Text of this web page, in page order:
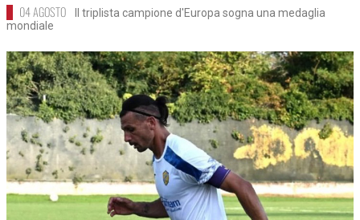
04 AGOSTO
Il triplista campione d'Europa sogna una medaglia
mondiale